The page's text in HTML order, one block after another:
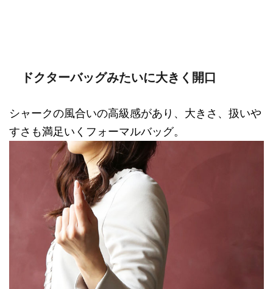
ドクターバッグみたいに大きく開口
シャークの風合いの高級感があり、大きさ、扱いや
すさも満足いくフォーマルバッグ。